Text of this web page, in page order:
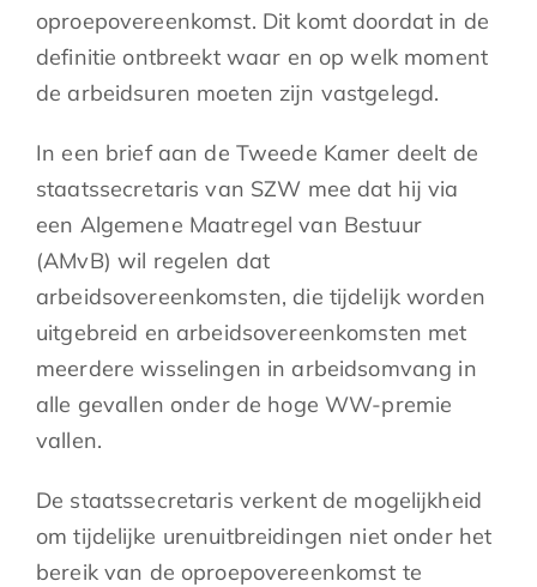
oproepovereenkomst. Dit komt doordat in de
definitie ontbreekt waar en op welk moment
de arbeidsuren moeten zijn vastgelegd.
In een brief aan de Tweede Kamer deelt de
staatssecretaris van SZW mee dat hij via
een Algemene Maatregel van Bestuur
(AMvB) wil regelen dat
arbeidsovereenkomsten, die tijdelijk worden
uitgebreid en arbeidsovereenkomsten met
meerdere wisselingen in arbeidsomvang in
alle gevallen onder de hoge WW-premie
vallen.
De staatssecretaris verkent de mogelijkheid
om tijdelijke urenuitbreidingen niet onder het
bereik van de oproepovereenkomst te